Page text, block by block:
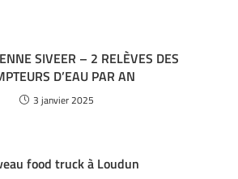
SIVEER – 2 RELÈVES DES
D’EAU PAR AN
3 janvier 2025
food truck à Loudun